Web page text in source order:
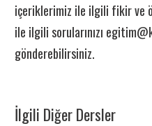
içeriklerimiz ile ilgili fikir ve
ile ilgili sorularınızı
gönderebilirsiniz.
İlgili Diğer Dersler